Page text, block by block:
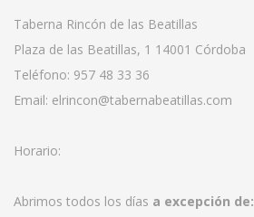
Taberna Rincón de las Beatillas
Plaza de las Beatillas, 1 14001 Córdoba
Teléfono: 957 48 33 36
Email: elrincon@tabernabeatillas.com
Horario:
Abrimos todos los días a excepción de: